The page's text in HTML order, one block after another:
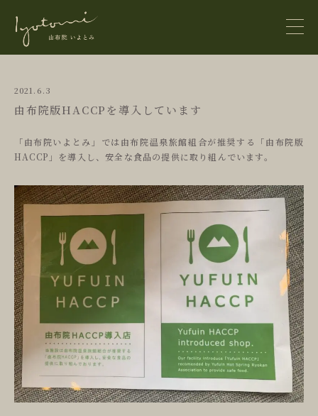
2021.6.3
由布院版HACCPを導入しています
「由布院いよとみ」では由布院温泉旅館組合が推奨する「由布院版
HACCP」を導入し、安全な食品の提供に取り組んでいます。
home
お知らせ
お風呂
hot springs
お食事
cuisine
お部屋
rooms
ご予約
reservation
いよとみ
history
フォトギャラリー
お問合せ
動画はこちら
ご利用案内
サイトマップ
サイトポリシー
FLOOR GUIDE